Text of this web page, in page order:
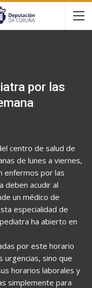
por las
centro de salud de
de lunes a viernes,
enfermos por las
deben acudir al
un médico de
especialidad de
ha abierto en
por este horario
urgencias, sino que
horarios laborales y
simplemente para